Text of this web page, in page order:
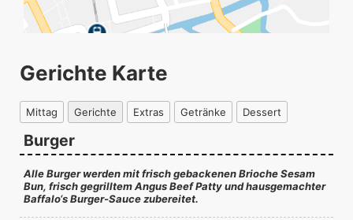
Gerichte Karte
Mittag Gerichte Extras Getränke Dessert
Burger
Alle Burger werden mit frisch gebackenen Brioche Sesam
Bun, frisch gegrilltem Angus Beef Patty und hausgemachter
Baffalo‘s Burger-Sauce zubereitet.